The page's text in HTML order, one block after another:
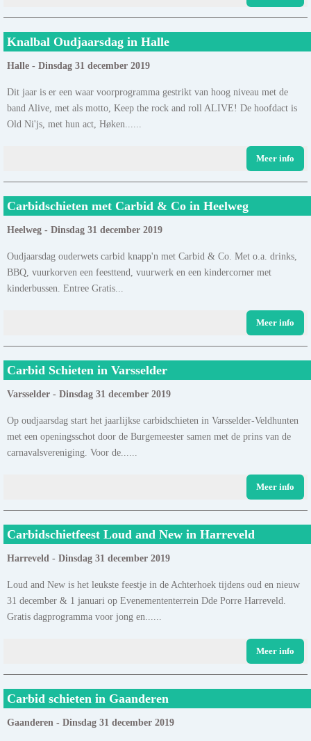
Knalbal Oudjaarsdag in Halle
Halle - Dinsdag 31 december 2019
Dit jaar is er een waar voorprogramma gestrikt van hoog niveau met de
band Alive, met als motto, Keep the rock and roll ALIVE! De hoofdact is
Old Ni'js, met hun act, Høken......
Meer info
Carbidschieten met Carbid & Co in Heelweg
Heelweg - Dinsdag 31 december 2019
Oudjaarsdag ouderwets carbid knapp'n met Carbid & Co. Met o.a. drinks,
BBQ, vuurkorven een feesttend, vuurwerk en een kindercorner met
kinderbussen. Entree Gratis...
Meer info
Carbid Schieten in Varsselder
Varsselder - Dinsdag 31 december 2019
Op oudjaarsdag start het jaarlijkse carbidschieten in Varsselder-Veldhunten
met een openingsschot door de Burgemeester samen met de prins van de
carnavalsvereniging. Voor de......
Meer info
Carbidschietfeest Loud and New in Harreveld
Harreveld - Dinsdag 31 december 2019
Loud and New is het leukste feestje in de Achterhoek tijdens oud en nieuw
31 december & 1 januari op Evenemententerrein Dde Porre Harreveld.
Gratis dagprogramma voor jong en......
Meer info
Carbid schieten in Gaanderen
Gaanderen - Dinsdag 31 december 2019